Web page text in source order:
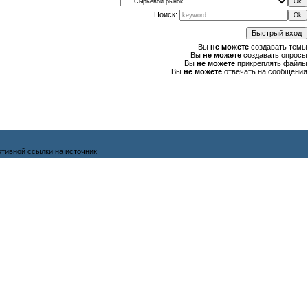
Поиск:
Вы не можете создавать темы
Вы не можете создавать опросы
Вы не можете прикреплять файлы
Вы не можете отвечать на сообщения
ссылки на источник